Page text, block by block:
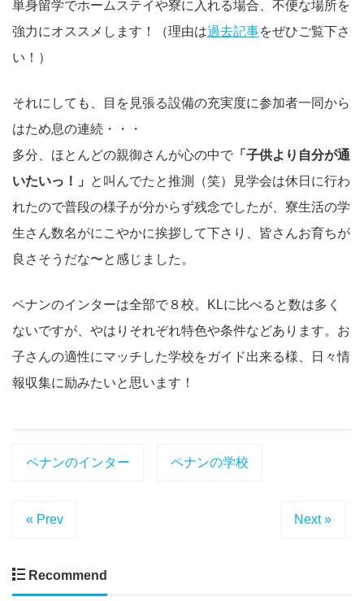
単身留学でホームステイや寮に入れる場合、不便な場所を
強力にオススメします！（理由は過去記事をぜひご覧下さ
い！）
それにしても、目を見張る設備の充実度に参加者一同から
はため息の連続・・・
多分、ほとんどの親御さんが心の中で 「子供より自分が通
いたいっ！」
と叫んでたと推測（笑）見学会は休日に行わ
れたので普段の様子が分からず残念でしたが、寮生活の学
生さん数名がにこやかに挨拶して下さり、皆さんお育ちが
良さそうだな〜と感じました。
ペナンのインターは全部で８校。KLに比べると数は多く
ないですが、やはりそれぞれ特色や条件などあります。お
子さんの適性にマッチした学校をガイド出来る様、日々情
報収集に励みたいと思います！
ペナンのインター ペナンの学校
« Prev Next »
Recommend